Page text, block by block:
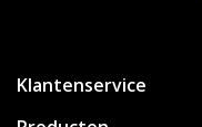
Klantenservice